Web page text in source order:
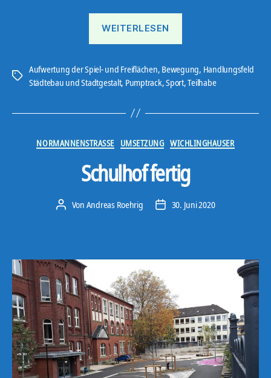
WEITERLESEN
Sport“
Schlagwörter
Aufwertung der Spiel- und Freiflächen, Bewegung, Handlungsfeld
Städtebau und Stadtgestalt, Pumptrack,Sport,Teilhabe
Kategorien
NORMANNENSTRASSE UMSETZUNG WICHLINGHAUSER
Schulhof fertig
Beitragsautor
Von Andreas Roehrig Veröffentlichungsdatum
30. Juni 2020